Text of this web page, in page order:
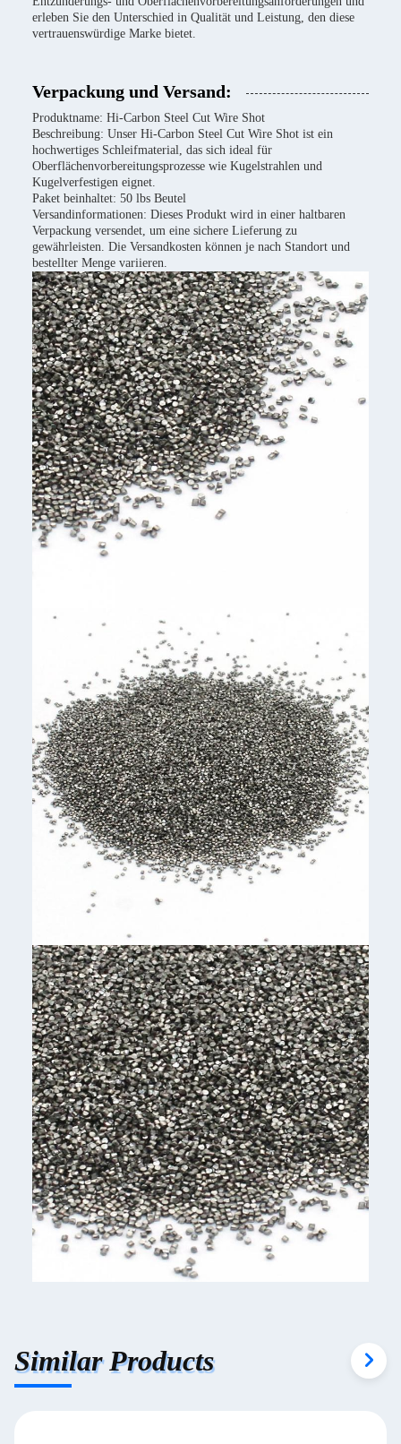
erleben Sie den Unterschied in Qualität und Leistung, den diese
vertrauenswürdige Marke bietet.
Verpackung und Versand:
Produktname: Hi-Carbon Steel Cut Wire Shot
Beschreibung: Unser Hi-Carbon Steel Cut Wire Shot ist ein
hochwertiges Schleifmaterial, das sich ideal für
Oberflächenvorbereitungsprozesse wie Kugelstrahlen und
Kugelverfestigen eignet.
Paket beinhaltet: 50 lbs Beutel
Versandinformationen: Dieses Produkt wird in einer haltbaren
Verpackung versendet, um eine sichere Lieferung zu
gewährleisten. Die Versandkosten können je nach Standort und
bestellter Menge variieren.
Similar Products